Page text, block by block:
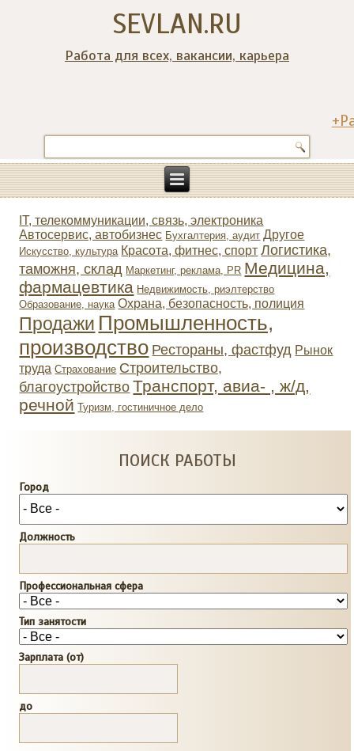
SEVLAN.RU
Работа для всех, вакансии, карьера
IT, телекоммуникации, связь, электроника
Автосервис, автобизнес Бухгалтерия, аудит Другое
Искусство, культура Красота, фитнес, спорт Логистика,
таможня, склад Маркетинг, реклама, PR Медицина,
фармацевтика Недвижимость, риэлтeрство
Образование, наука Охрана, безопасность, полиция
Продажи Промышленность,
производство Рестораны, фастфуд Рынок
труда Страхование Строительство,
благоустройство Транспорт, авиа- , ж/д,
речной Туризм, гостиничное дело
ПОИСК РАБОТЫ
Город
Должность
Профессиональная сфера
Тип занятости
Зарплата (от)
до